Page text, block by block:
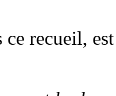
ce recueil,